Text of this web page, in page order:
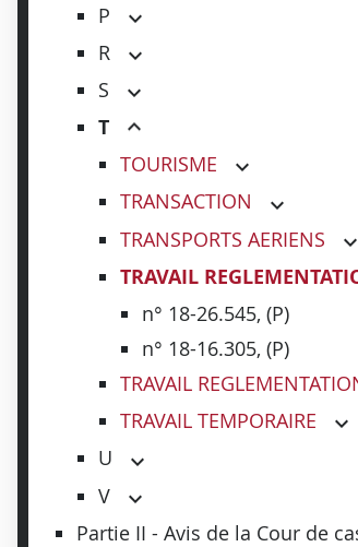
P
R
S
T
TOURISME
TRANSACTION
TRANSPORTS AERIENS
TRAVAIL
n° 18-26.545, (P)
n° 18-16.305, (P)
TRAVAIL
TRAVAIL TEMPORAIRE
U
V
Partie II - Avis de la Cour de